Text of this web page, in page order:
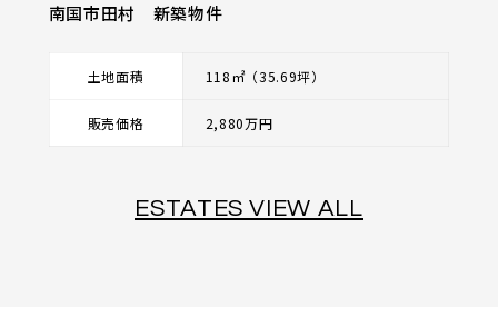
南国市田村 新築物件
土地面積 118㎡（35.69坪）
販売価格 2,880万円
ESTATES VIEW ALL